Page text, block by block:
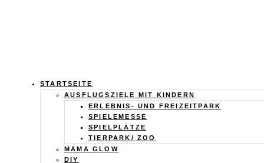
Calistas
Traum
STARTSEITE
AUSFLUGSZIELE MIT KINDERN
ERLEBNIS- UND FREIZEITPARK
SPIELEMESSE
SPIELPLÄTZE
TIERPARK/ ZOO
MAMA GLOW
DIY